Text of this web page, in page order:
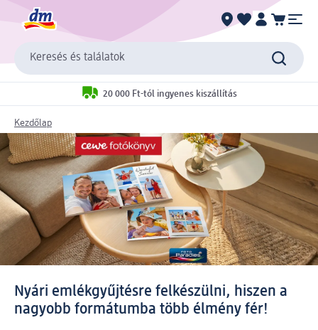
Keresés és találatok
20 000 Ft-tól ingyenes kiszállítás
Kezdőlap
Nyári emlékgyűjtésre felkészülni, hiszen a
nagyobb formátumba több élmény fér!